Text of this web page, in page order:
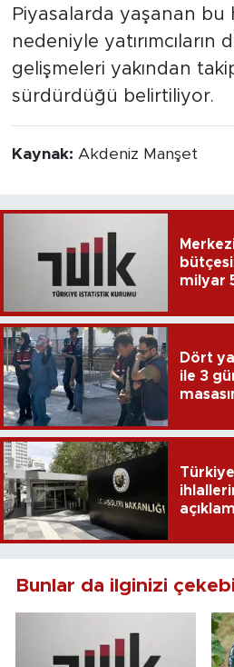
Piyasalarda yaşanan bu
nedeniyle yatırımcıların
gelişmeleri yakından
sürdürdüğü belirtiliyor.
Kaynak: Akdeniz Manşet
milyar
Dört
ile 3
Bunlar da ilginizi